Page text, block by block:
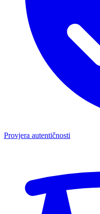
Provjera autentičnosti